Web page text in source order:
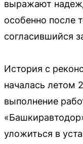
выражают
особенно после
согласившийся
История с
началась летом
выполнение
уложиться в